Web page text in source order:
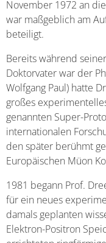
November 1972 an
war maßgeblich am
beteiligt.
Bereits während
Doktorvater war der
Wolfgang Paul) hatte
großes
genannten Super-
internationalen
den später berühmt
Europäischen Müon
1981 begann Prof.
für ein neues
damals geplanten
Elektron-Positron